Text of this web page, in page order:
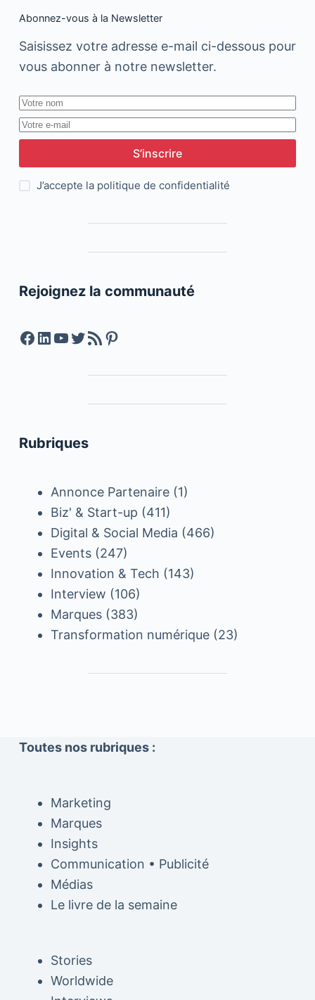
Abonnez-vous à la Newsletter
Saisissez votre adresse e-mail ci-dessous pour
vous abonner à notre newsletter.
S’inscrire
J’accepte la politique de confidentialité
Rejoignez la communauté
Facebook
LinkedIn
YouTube
Twitter
Feed RSSPinterest
Rubriques
Annonce Partenaire(1)
Biz' & Start-up (411)
Digital & Social Media (466)
Events(247)
Innovation & Tech (143)
Interview (106)
Marques(383)
Transformation numérique(23)
Toutes nos rubriques :
Marketing
Marques
Insights
Communication • Publicité
Médias
Le livre de la semaine
Stories
Worldwide